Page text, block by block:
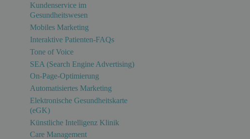
Kundenservice im
Gesundheitswesen
Mobiles Marketing
Interaktive Patienten-FAQs
Tone of Voice
SEA (Search Engine Advertising)
On-Page-Optimierung
Automatisiertes Marketing
Elektronische Gesundheitskarte
(eGK)
Künstliche Intelligenz Klinik
Care Management